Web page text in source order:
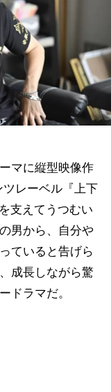
マに縦型映像作
レーベル『上下
支えてうつむい
男から、自分や
ていると告げら
成長しながら驚
ドラマだ。